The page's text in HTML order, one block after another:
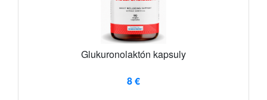
Glukuronolaktón kapsuly
8 €